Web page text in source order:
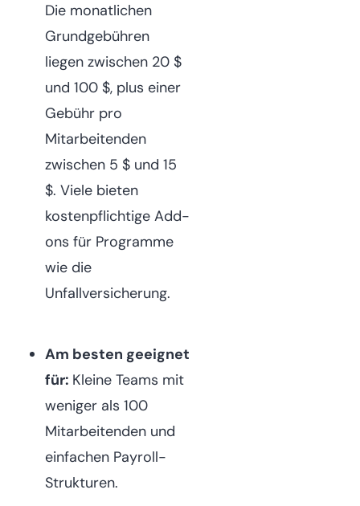
Die monatlichen
Grundgebühren
liegen zwischen 20 $
und 100 $, plus einer
Gebühr pro
Mitarbeitenden
zwischen 5 $ und 15
$. Viele bieten
kostenpflichtige Add-
ons für Programme
wie die
Unfallversicherung.
Am besten geeignet
für: Kleine Teams mit
weniger als 100
Mitarbeitenden und
einfachen Payroll-
Strukturen.